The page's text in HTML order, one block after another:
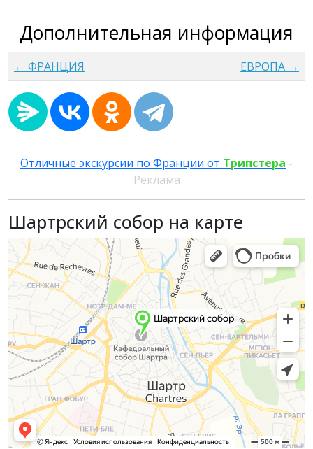
Дополнительная информация
← ФРАНЦИЯ ЕВРОПА →
Отличные экскурсии по Франции от Трипстера -
Реклама
Шартрский собор на карте